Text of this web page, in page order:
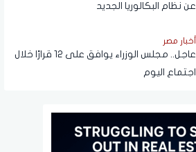
عن نظام البكالوريا الجديد
أخبار مصر
عاجل.. مجلس الوزراء يوافق على 12 قرارًا خلال
اجتماع اليوم